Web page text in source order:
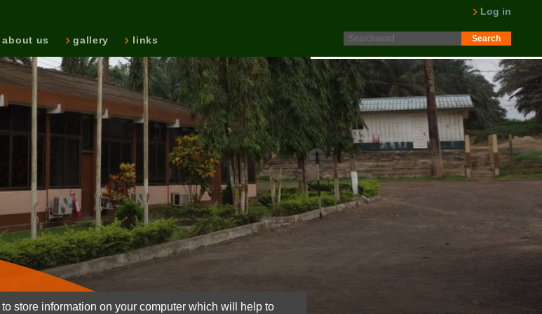
us gallery links
Log in
Intranett. Logg in. Minutes from AGM 2025 is now available
LES MER
store information on your computer which will help to